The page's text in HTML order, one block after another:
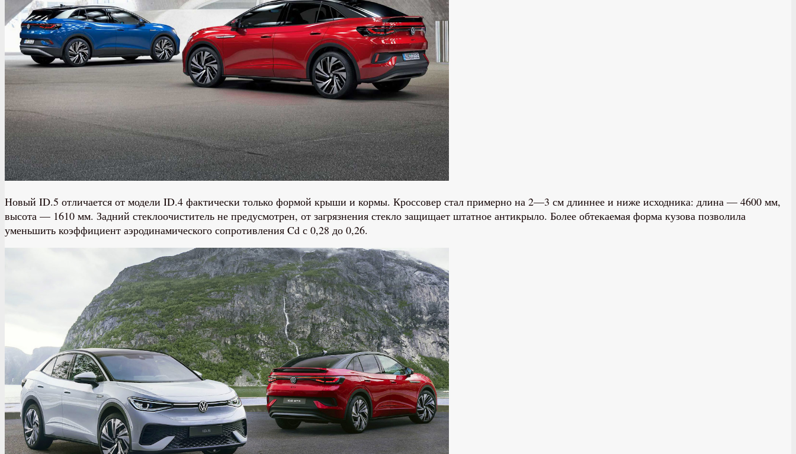
Новый ID.5 отличается от модели ID.4 фактически только формой крыши и кормы. Кроссовер стал примерно на 2—3 см длиннее и ниже исходника: длина — 4600 мм,
высота — 1610 мм. Задний стеклоочиститель не предусмотрен, от загрязнения стекло защищает штатное антикрыло. Более обтекаемая форма кузова позволила
уменьшить коэффициент аэродинамического сопротивления Cd с 0,28 до 0,26.